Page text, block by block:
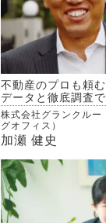
不動産のプロも頼
データと徹底調査で
株式会社グランクルー
グオフィス）
加瀬 健史